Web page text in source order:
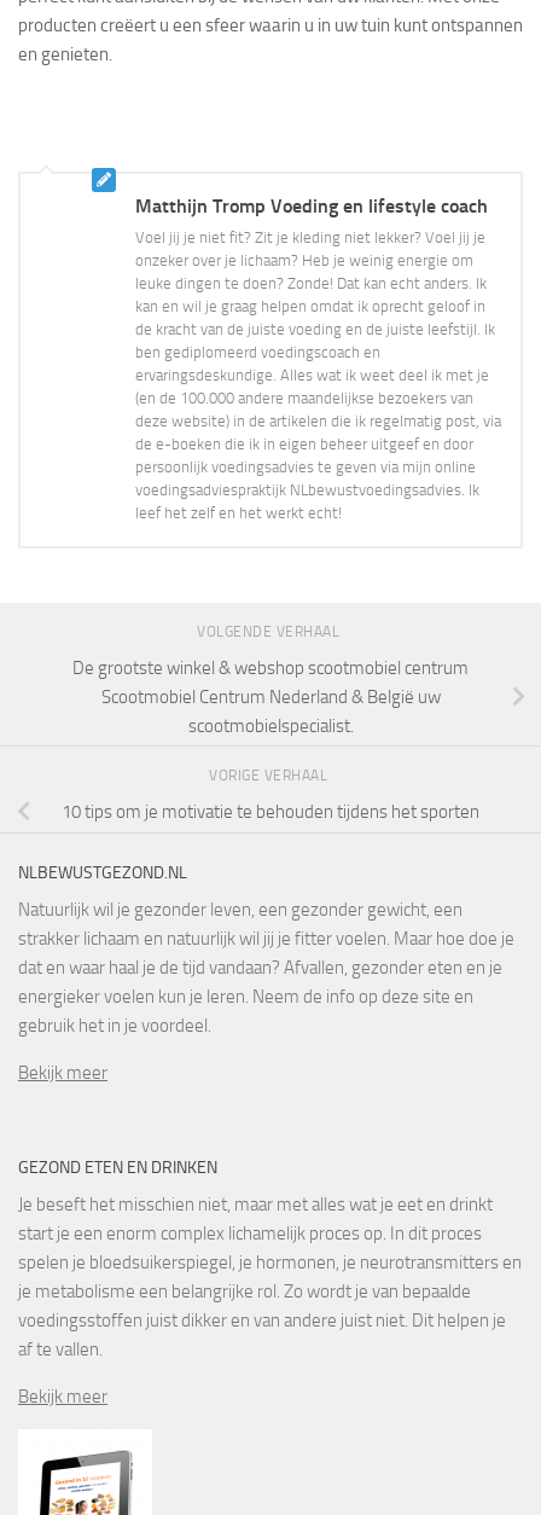
producten creëert u een sfeer waarin u in uw tuin kunt ontspannen
en genieten.
Matthijn Tromp Voeding en lifestyle coach
Voel jij je niet fit? Zit je kleding niet lekker? Voel jij je
onzeker over je lichaam? Heb je weinig energie om
leuke dingen te doen? Zonde! Dat kan echt anders. Ik
kan en wil je graag helpen omdat ik oprecht geloof in
de kracht van de juiste voeding en de juiste leefstijl. Ik
ben gediplomeerd voedingscoach en
ervaringsdeskundige. Alles wat ik weet deel ik met je
(en de 100.000 andere maandelijkse bezoekers van
deze website) in de artikelen die ik regelmatig post, via
de e-boeken die ik in eigen beheer uitgeef en door
persoonlijk voedingsadvies te geven via mijn online
voedingsadviespraktijk NLbewustvoedingsadvies. Ik
leef het zelf en het werkt echt!
VOLGENDE VERHAAL
De grootste winkel & webshop scootmobiel centrum
Scootmobiel Centrum Nederland & België uw
scootmobielspecialist.
VORIGE VERHAAL
10 tips om je motivatie te behouden tijdens het sporten
NLBEWUSTGEZOND.NL
Natuurlijk wil je gezonder leven, een gezonder gewicht, een
strakker lichaam en natuurlijk wil jij je fitter voelen. Maar hoe doe je
dat en waar haal je de tijd vandaan? Afvallen, gezonder eten en je
energieker voelen kun je leren. Neem de info op deze site en
gebruik het in je voordeel.
Bekijk meer
GEZOND ETEN EN DRINKEN
Je beseft het misschien niet, maar met alles wat je eet en drinkt
start je een enorm complex lichamelijk proces op. In dit proces
spelen je bloedsuikerspiegel, je hormonen, je neurotransmitters en
je metabolisme een belangrijke rol. Zo wordt je van bepaalde
voedingsstoffen juist dikker en van andere juist niet. Dit helpen je
af te vallen.
Bekijk meer